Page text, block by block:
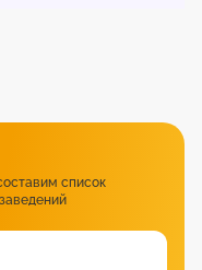
список